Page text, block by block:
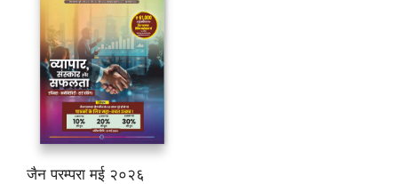
जैन परम्परा मई २०२६